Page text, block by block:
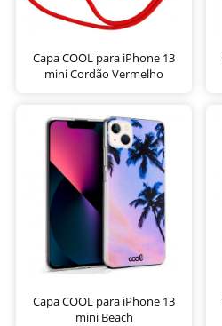
Capa COOL para iPhone 13
mini Cordão Vermelho
Capa COOL para iPhone 13
mini Beach